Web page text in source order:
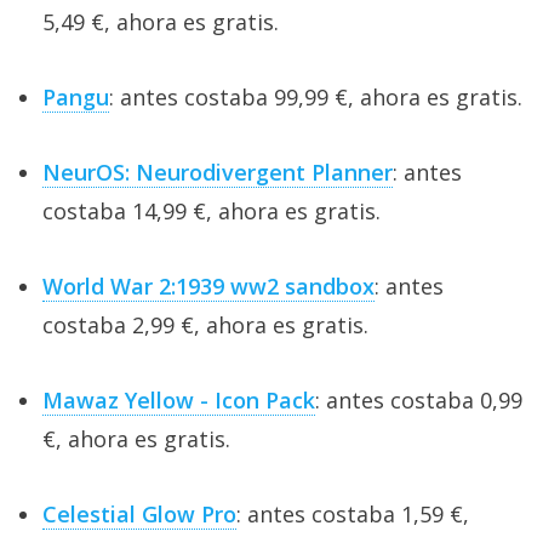
5,49 €, ahora es gratis.
Pangu: antes costaba 99,99 €, ahora es gratis.
NeurOS: Neurodivergent Planner: antes
costaba 14,99 €, ahora es gratis.
World War 2:1939 ww2 sandbox: antes
costaba 2,99 €, ahora es gratis.
Mawaz Yellow - Icon Pack: antes costaba 0,99
€, ahora es gratis.
Celestial Glow Pro: antes costaba 1,59 €,